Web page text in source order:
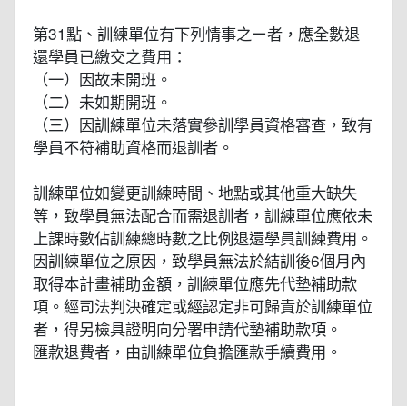
第31點、訓練單位有下列情事之ㄧ者，應全數退
還學員已繳交之費用：
（一）因故未開班。
（二）未如期開班。
（三）因訓練單位未落實參訓學員資格審查，致有
學員不符補助資格而退訓者。
訓練單位如變更訓練時間、地點或其他重大缺失
等，致學員無法配合而需退訓者，訓練單位應依未
上課時數佔訓練總時數之比例退還學員訓練費用。
因訓練單位之原因，致學員無法於結訓後6個月內
取得本計畫補助金額，訓練單位應先代墊補助款
項。經司法判決確定或經認定非可歸責於訓練單位
者，得另檢具證明向分署申請代墊補助款項。
匯款退費者，由訓練單位負擔匯款手續費用。